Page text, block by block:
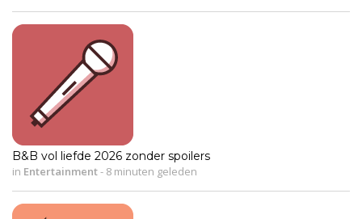
B&B vol liefde 2026 zonder spoilers
in Entertainment- 8 minuten geleden